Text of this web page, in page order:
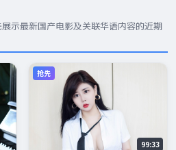
示最新国产电影及关联华语内容的近期
抢先
99:33